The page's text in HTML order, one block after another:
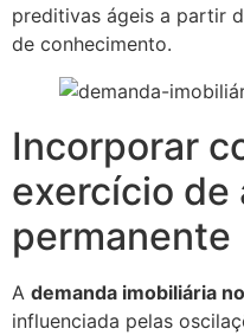
preditivas ágeis a partir
de conhecimento.
Incorporar
exercício de
permanente
A demanda imobiliária
influenciada pelas